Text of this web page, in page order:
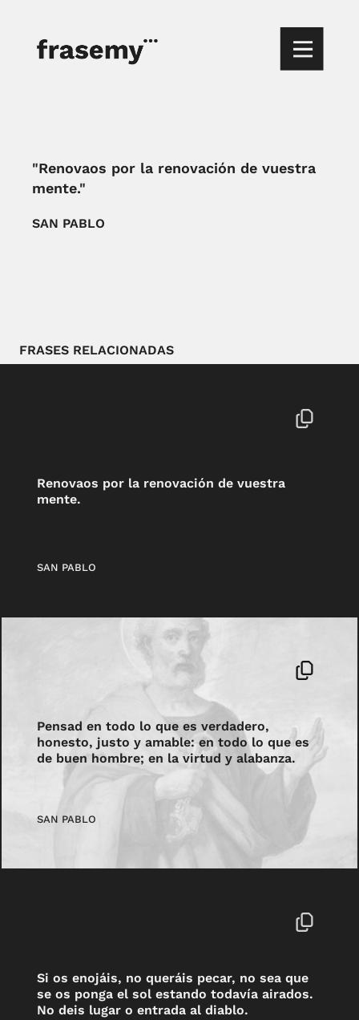
"Renovaos por la renovación de vuestra
mente."
SAN PABLO
FRASES RELACIONADAS
Renovaos por la renovación de vuestra
mente.
SAN PABLO
Pensad en todo lo que es verdadero,
honesto, justo y amable: en todo lo que es
de buen hombre; en la virtud y alabanza.
SAN PABLO
Si os enojáis, no queráis pecar, no sea que
se os ponga el sol estando todavía airados.
No deis lugar o entrada al diablo.